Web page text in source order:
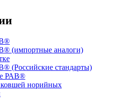
(импортные аналоги)
(Российские стандарты)
РАВ®
норийных